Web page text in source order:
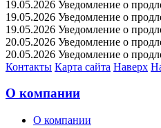
19.05.2026 Уведомление о
19.05.2026 Уведомление о
19.05.2026 Уведомление о
20.05.2026 Уведомление о
20.05.2026 Уведомление о
Контакты Карта сайта Наверх
О компании
О компании